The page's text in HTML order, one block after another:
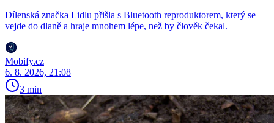
Dílenská značka Lidlu přišla s Bluetooth reproduktorem, který se
vejde do dlaně a hraje mnohem lépe, než by člověk čekal.
Mobify.cz
6. 8. 2026, 21:08
3 min